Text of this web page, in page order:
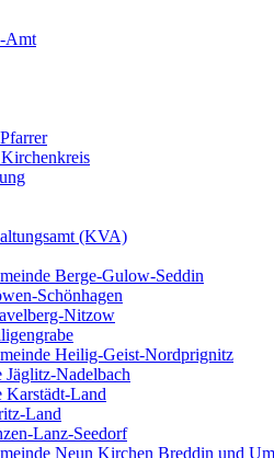
Amt
(KVA)
Berge-Gulow-Seddin
Schönhagen
Nitzow
Heilig-Geist-Nordprignitz
Nadelbach
Karstädt-Land
Land
Lanz-Seedorf
Neun Kirchen Breddin und